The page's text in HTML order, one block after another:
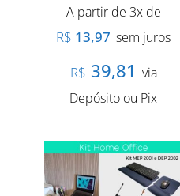
A partir de 3x de
R$ 13,97 sem juros
R$ 39,81 via
Depósito ou Pix